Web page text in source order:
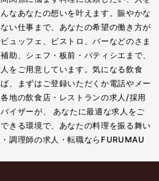
なあなたの想いを叶えます。賑やかな
い仕事まで、あなたの希望の働き方が
ュッフェ、ビストロ、バーなどのさま
助、シェフ・板前・パティシエまで、
をご用意しています。気になる飲食
、まずはご登録いただくか電話やメー
地の飲食店・レストランの求人/採用
イザーが、 あなたに最適な求人をご
きる環境で、あなたの料理を振る舞い
調理師の求人・転職ならFURUMAU